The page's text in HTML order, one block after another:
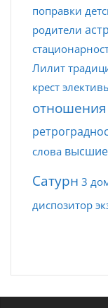
поправки
родители
Лилит
крест
отношения
слова
Сатурн 3
диспозитор